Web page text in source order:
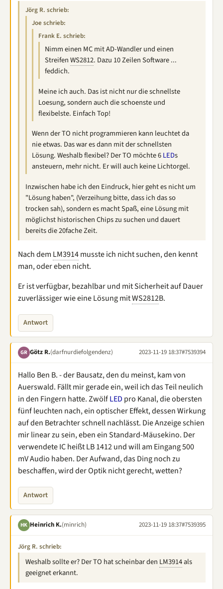
Jörg R. schrieb:
Joe schrieb:
Frank E. schrieb:
Nimm einen MC mit AD-Wandler und einen
StreifenWS2812. Dazu 10 Zeilen Software ...
feddich.
Meine ich auch. Das ist nicht nur die schnellste
Loesung, sondern auch die schoenste und
flexibelste. Einfach Top!
Wenn der TO nicht programmieren kann leuchtet da
nie etwas. Das war es dann mit der schnellsten
Lösung. Weshalb flexibel? Der TO möchte 6LEDs
ansteuern, mehr nicht. Er will auch keine Lichtorgel.
Inzwischen habe ich den Eindruck, hier geht es nicht um
"Lösung haben", (Verzeihung bitte, dass ich das so
trocken sah), sondern es macht Spaß, eine Lösung mit
möglichst historischen Chips zu suchen und dauert
bereits die 20fache Zeit.
Nach dem LM3914musste ich nicht suchen, den kennt
man, oder eben nicht.
Er ist verfügbar, bezahlbar und mit Sicherheit auf Dauer
zuverlässiger wie eine Lösung mitWS2812B.
Antwort
GR Götz R.(darfnurdiefolgendenz) 2023-11-19 18:37#7539394
Hallo Ben B. - der Bausatz, den du meinst, kam von
Auerswald. Fällt mir gerade ein, weil ich das Teil neulich
in den Fingern hatte. ZwölfLED pro Kanal, die obersten
fünf leuchten nach, ein optischer Effekt, dessen Wirkung
auf den Betrachter schnell nachlässt. Die Anzeige schien
mir linear zu sein, eben ein Standard-Mäusekino. Der
verwendete IC heißt LB 1412 und will am Eingang 500
mV Audio haben. Der Aufwand, das Ding noch zu
beschaffen, wird der Optik nicht gerecht, wetten?
Antwort
HK Heinrich K.(minrich) 2023-11-19 18:37#7539395
Jörg R. schrieb:
Weshalb sollte er? Der TO hat scheinbar den LM3914als
geeignet erkannt.